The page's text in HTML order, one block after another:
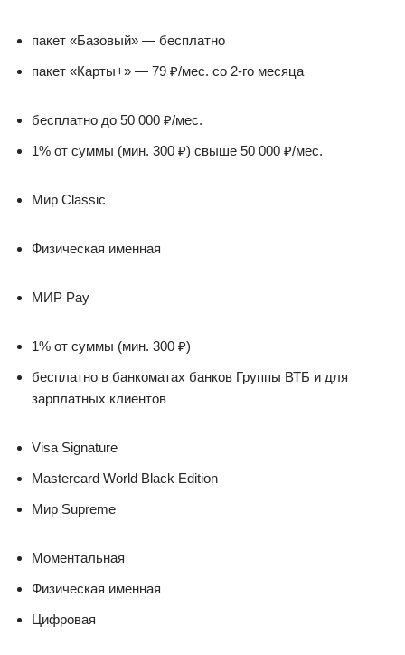
пакет «Базовый» — бесплатно
пакет «Карты+» — 79 ₽/мес. со 2-го месяца
бесплатно до 50 000 ₽/мес.
1% от суммы (мин. 300 ₽) свыше 50 000 ₽/мес.
Мир Classic
Физическая именная
МИР Pay
1% от суммы (мин. 300 ₽)
бесплатно в банкоматах банков Группы ВТБ и для
зарплатных клиентов
Visa Signature
Mastercard World Black Edition
Мир Supreme
Моментальная
Физическая именная
Цифровая